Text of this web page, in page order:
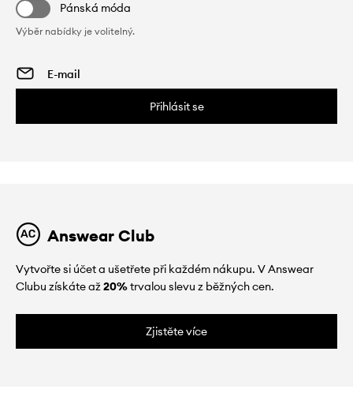
Pánská móda
Výběr nabídky je volitelný.
Přihlásit se
Answear Club
Vytvořte si účet a ušetřete při každém nákupu. V Answear
Clubu získáte až20%trvalou slevu z běžných cen.
Zjistěte více